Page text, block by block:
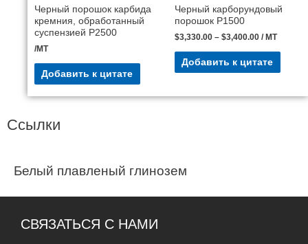
Черный порошок карбида
кремния, обработанный
суспензией P2500
/MT
Добавить к цитате
Черный карборундовый
порошок Р1500
$3,330.00 – $3,400.00 / MT
Добавить к цитате
Ссылки
Белый плавленый глинозем
СВЯЗАТЬСЯ С НАМИ